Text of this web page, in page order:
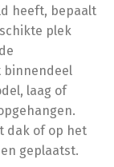
heeft, bepaalt
plek
binnendeel
laag of
dak of op het
geplaatst.